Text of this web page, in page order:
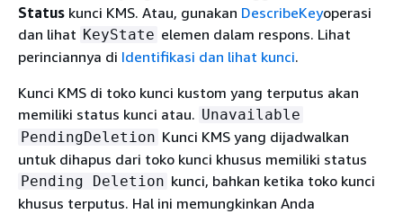
Status kunci KMS. Atau, gunakan DescribeKeyoperasi
dan lihat KeyState elemen dalam respons. Lihat
perinciannya di Identifikasi dan lihat kunci.
Kunci KMS di toko kunci kustom yang terputus akan
memiliki status kunci atau. Unavailable
PendingDeletion Kunci KMS yang dijadwalkan
untuk dihapus dari toko kunci khusus memiliki status
Pending Deletion kunci, bahkan ketika toko kunci
khusus terputus. Hal ini memungkinkan Anda